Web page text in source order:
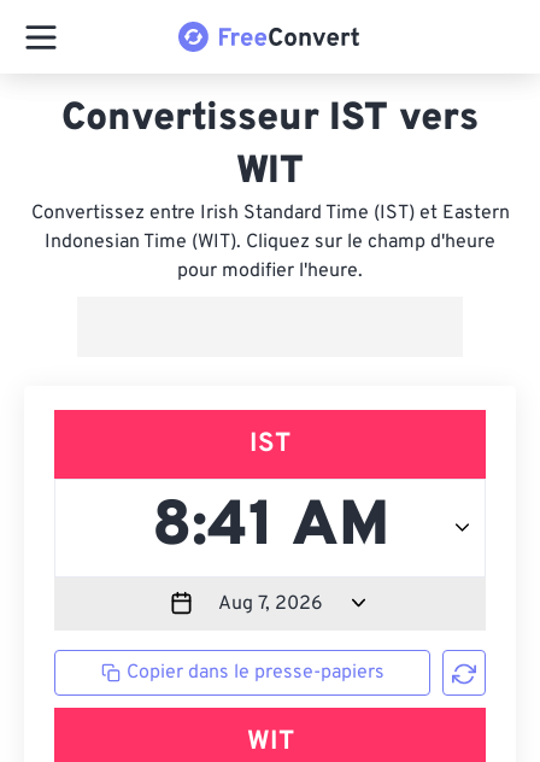
Convertisseur IST vers
WIT
Convertissez entre Irish Standard Time (IST) et Eastern
Indonesian Time (WIT). Cliquez sur le champ d'heure
pour modifier l'heure.
IST
Copier dans le presse-papiers
WIT